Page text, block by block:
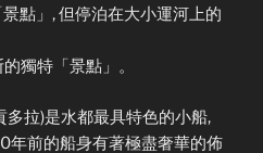
點」, 但停泊在大小運河上的
獨特「景點」。
拉)是水都最具特色的小船,
年前的船身有著極盡奢華的佈